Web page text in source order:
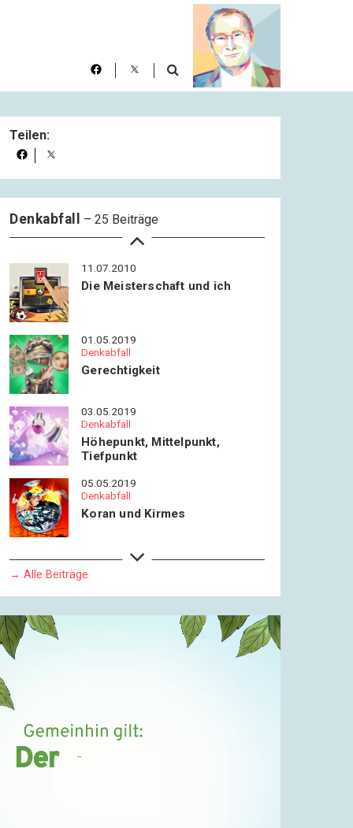
Teilen:
Denkabfall – 25 Beiträge
11.07.2010
Die Vizemeisterschaft und ich
11.07.2010
Die Meisterschaft und ich
01.05.2019
Denkabfall
Gerechtigkeit
03.05.2019
Denkabfall
Höhepunkt, Mittelpunkt,
Tiefpunkt
05.05.2019
Denkabfall
Koran und Kirmes
26.09.2019
Zeit, das Büfett zu stürmen (2)
Zeit, das Büfett zu stürmen (3)
→ Alle Beiträge